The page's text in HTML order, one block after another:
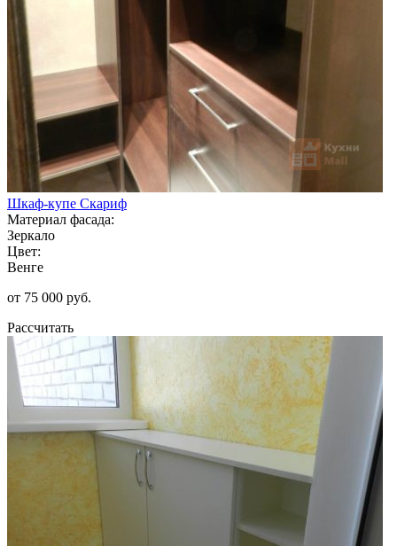
Шкаф-купе Скариф
Материал фасада:
Зеркало
Цвет:
Венге
от 75 000 руб.
Рассчитать